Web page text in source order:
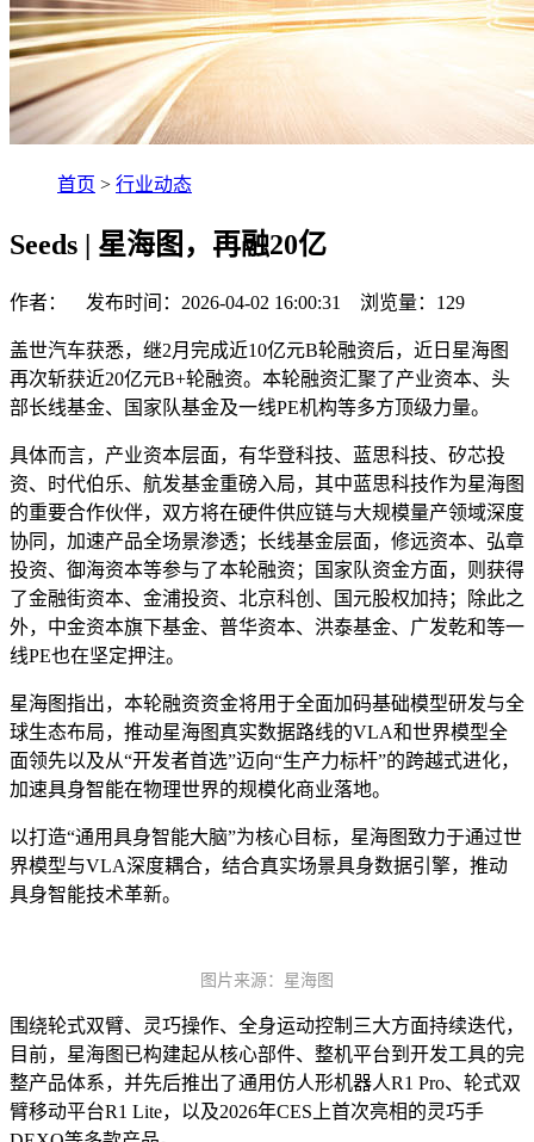
首页 > 行业动态
Seeds | 星海图，再融20亿
作者： 发布时间：2026-04-02 16:00:31 浏览量： 129
盖世汽车获悉，继2月完成近10亿元B轮融资后，近日星海图
再次斩获近20亿元B+轮融资。本轮融资汇聚了产业资本、头
部长线基金、国家队基金及一线PE机构等多方顶级力量。
具体而言，产业资本层面，有华登科技、蓝思科技、矽芯投
资、时代伯乐、航发基金重磅入局，其中蓝思科技作为星海图
的重要合作伙伴，双方将在硬件供应链与大规模量产领域深度
协同，加速产品全场景渗透；长线基金层面，修远资本、弘章
投资、御海资本等参与了本轮融资；国家队资金方面，则获得
了金融街资本、金浦投资、北京科创、国元股权加持；除此之
外，中金资本旗下基金、普华资本、洪泰基金、广发乾和等一
线PE也在坚定押注。
星海图指出，本轮融资资金将用于全面加码基础模型研发与全
球生态布局，推动星海图真实数据路线的VLA和世界模型全
面领先以及从“开发者首选”迈向“生产力标杆”的跨越式进化，
加速具身智能在物理世界的规模化商业落地。
以打造“通用具身智能大脑”为核心目标，星海图致力于通过世
界模型与VLA深度耦合，结合真实场景具身数据引擎，推动
具身智能技术革新。
图片来源：星海图
围绕轮式双臂、灵巧操作、全身运动控制三大方面持续迭代，
目前，星海图已构建起从核心部件、整机平台到开发工具的完
整产品体系，并先后推出了通用仿人形机器人R1 Pro、轮式双
臂移动平台R1 Lite，以及2026年CES上首次亮相的灵巧手